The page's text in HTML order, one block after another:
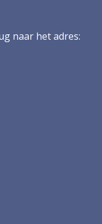
naar het adres: